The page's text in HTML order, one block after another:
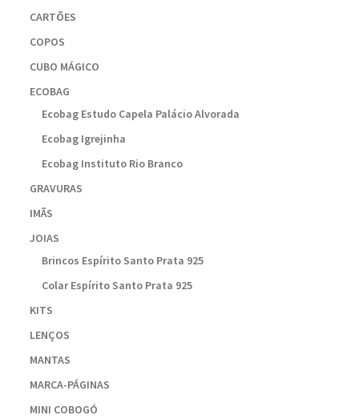
CARTÕES
COPOS
CUBO MÁGICO
ECOBAG
Ecobag Estudo Capela Palácio Alvorada
Ecobag Igrejinha
Ecobag Instituto Rio Branco
GRAVURAS
IMÃS
JOIAS
Brincos Espírito Santo Prata 925
Colar Espírito Santo Prata 925
KITS
LENÇOS
MANTAS
MARCA-PÁGINAS
MINI COBOGÓ